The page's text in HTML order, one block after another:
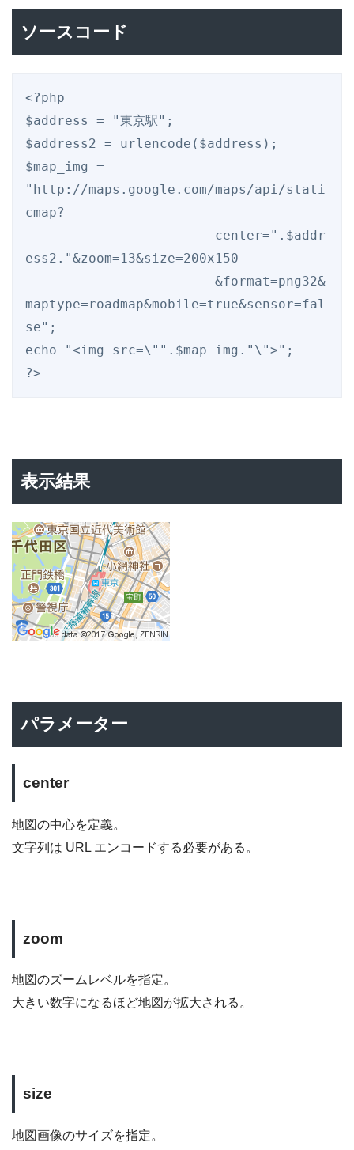
ソースコード
<?p
$address
= "東京駅"
$address2 = urlencode( $address
$map_img
" http://maps.google.com/maps/api/stati
cmap?
			center=
" . $addr
ess2 . "&zoom=13&size=200x150
maptype=roadmap&mobile=true&sensor=fal
se" ;
echo
"<img src=\" " . $map_img . " \">"
?>
表示結果
パラメーター
center
地図の中心を定義。
文字列は URL エンコードする必要がある。
zoom
地図のズームレベルを指定。
大きい数字になるほど地図が拡大される。
size
地図画像のサイズを指定。